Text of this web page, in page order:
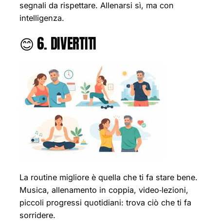
segnali da rispettare. Allenarsi sì, ma con
intelligenza.
😊 6. DIVERTITI
La routine migliore è quella che ti fa stare bene.
Musica, allenamento in coppia, video‑lezioni,
piccoli progressi quotidiani: trova ciò che ti fa
sorridere.